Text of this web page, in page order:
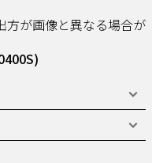
が画像と異なる場合が